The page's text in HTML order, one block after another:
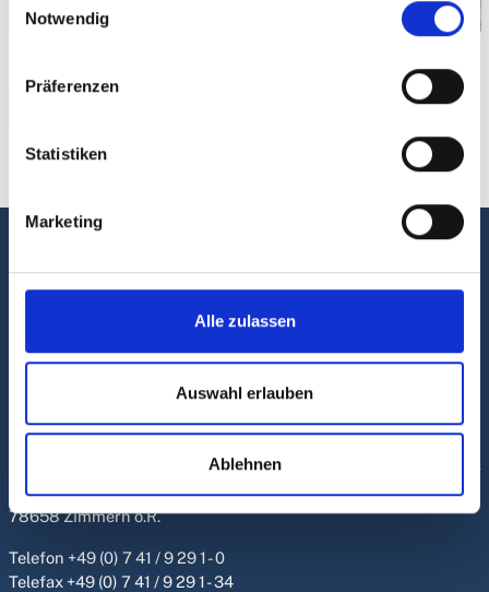
Notwendig
Präferenzen
Statistiken
Marketing
Alle zulassen
Auswahl erlauben
Ablehnen
Zimmern ob Rottweil
Rathausstrasse 2
78658 Zimmern o.R.
Telefon +49 (0) 7 41 / 9 29 1 - 0
Telefax +49 (0) 7 41 / 9 29 1 - 34